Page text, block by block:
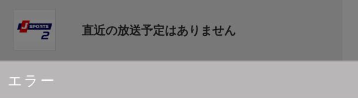
エラー
直近の放送予定はありません